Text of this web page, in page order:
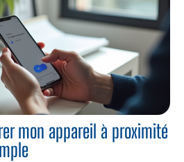
mon appareil à proximité